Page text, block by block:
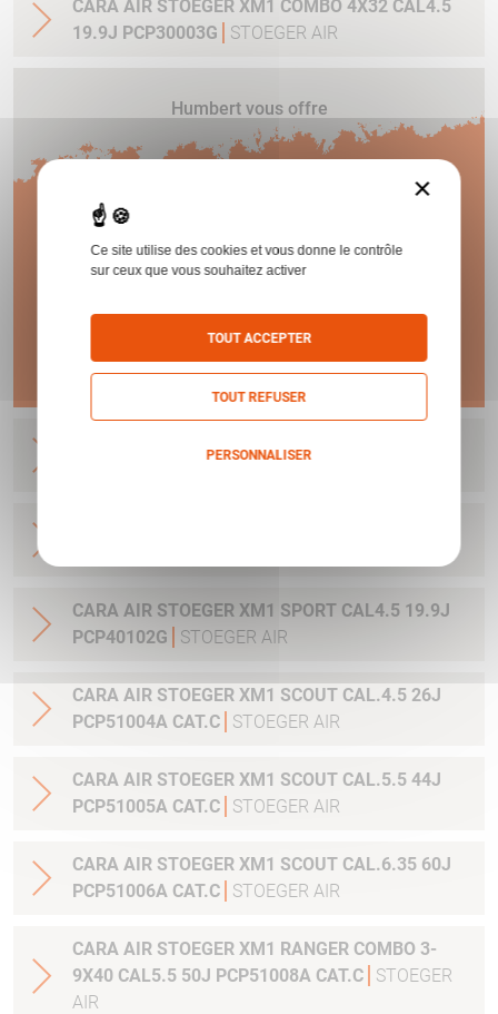
CARA AIR STOEGER XM1 COMBO 4X32 CAL4.5
19.9J PCP30003G
STOEGER AIR
Humbert vous offre
DE GARANTIE !
CARA AIR STOEGER XM1 SPORT CAL4.5 19.9J
PCP40102G
STOEGER AIR
CARA AIR STOEGER XM1 SCOUT CAL.4.5 26J
PCP51004A CAT.C
STOEGER AIR
CARA AIR STOEGER XM1 SCOUT CAL.5.5 44J
PCP51005A CAT.C
STOEGER AIR
CARA AIR STOEGER XM1 SCOUT CAL.6.35 60J
PCP51006A CAT.C
STOEGER AIR
CARA AIR STOEGER XM1 RANGER COMBO 3-
9X40 CAL5.5 50J PCP51008A CAT.C
STOEGER
AIR
×
Ce site utilise des cookies et vous donne le contrôle
sur ceux que vous souhaitez activer
TOUT ACCEPTER
TOUT REFUSER
PERSONNALISER